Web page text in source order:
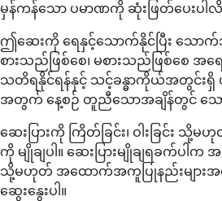
မှန်ကန်သော ပမာဏကို ဆုံးဖြတ်ပေးပါ
ဤဆေးကို ရေနှင့်သောက်နိုင်ပြီး သောက်
စားသည်ဖြစ်စေ၊ မစားသည်ဖြစ်စေ အရ
သတိရနိုင်ရန်နှင့် သင့်ခန္ဓာကိုယ်အတွင်းရှိ
အတွက် နေ့စဉ် တူညီသောအချိန်တွင် သော
ဆေးပြားကို ကြိတ်ခြင်း၊ ဝါးခြင်း သို့
ကို မျိုချပါ။ ဆေးပြားမျိုချရခက်ပါက အခ
သို့မဟုတ် အထောက်အကူပြုနည်းများအက
ဆွေးနွေးပါ။